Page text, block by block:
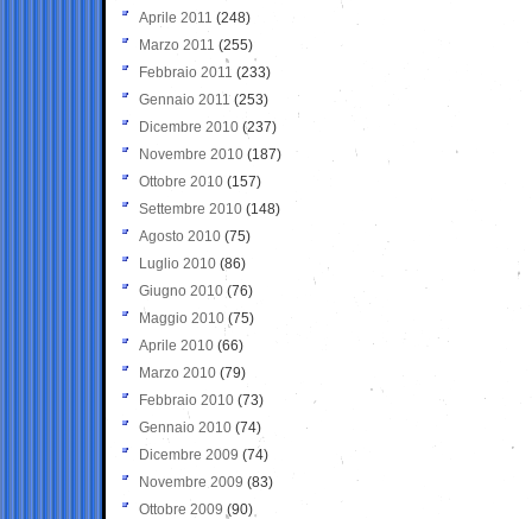
Aprile 2011 (248)
Marzo 2011 (255)
Febbraio 2011 (233)
Gennaio 2011 (253)
Dicembre 2010 (237)
Novembre 2010 (187)
Ottobre 2010 (157)
Settembre 2010 (148)
Agosto 2010 (75)
Luglio 2010 (86)
Giugno 2010 (76)
Maggio 2010 (75)
Aprile 2010 (66)
Marzo 2010 (79)
Febbraio 2010 (73)
Gennaio 2010 (74)
Dicembre 2009 (74)
Novembre 2009 (83)
Ottobre 2009 (90)